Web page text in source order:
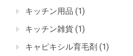
キッチン用品 (1)
キッチン雑貨 (1)
キャピキシル育毛剤 (1)